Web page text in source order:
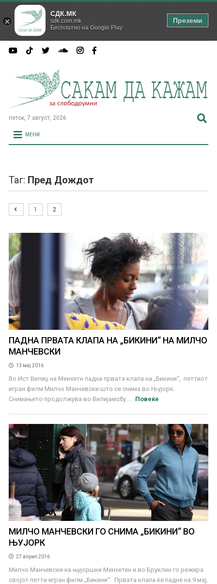
петок, 7 август, 2026
МЕНИ
Таг: Пред Дождот
1 2
ПАДНА ПРВАТА КЛАПА НА „БИКИНИ“ НА МИЛЧО
МАНЧЕВСКИ
13 мај 2016
Во Ист Вилиџ на Менхетн падна првата клапа на „Бикини“, петтиот
игран филм Милчо Манчевски што се снима во Њујорк.
Снимањето продолжува во Вилијамсбу ...
Повеќе
МИЛЧО МАНЧЕВСКИ ГО СНИМА „БИКИНИ“ ВО
ЊУЈОРК
27 април 2016
Милчо Манчевски на њујоршки Менхетен и во Бруклин го режира
својот петти игран филм „Бикини“. Првата клапа ќе падне на 9 мај,
СДК.МК
sdk.com.mk
Бесплатно на Google Play
Преземи